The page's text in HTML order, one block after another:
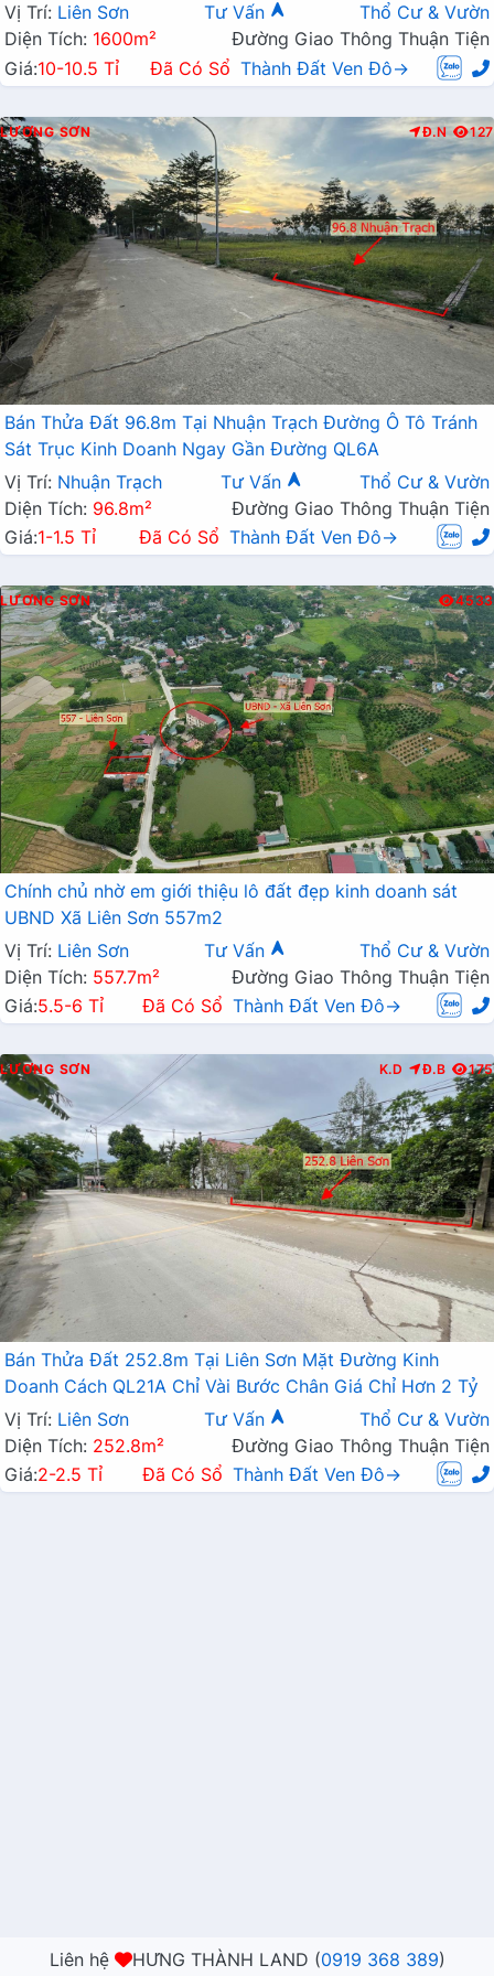
Vị Trí: Liên Sơn Tư Vấn
Thổ Cư & Vườn
Diện Tích: 1600m²
Đường Giao Thông Thuận Tiện
Giá:10-10.5 Tỉ Đã Có Sổ Thành Đất Ven Đô→
LƯƠNG SƠN Đ.N 127
Bán Thửa Đất 96.8m Tại Nhuận Trạch Đường Ô Tô Tránh
Sát Trục Kinh Doanh Ngay Gần Đường QL6A
Vị Trí: Nhuận Trạch Tư Vấn
Thổ Cư & Vườn
Diện Tích: 96.8m²
Đường Giao Thông Thuận Tiện
Giá:1-1.5 Tỉ Đã Có Sổ Thành Đất Ven Đô→
LƯƠNG SƠN 4533
Chính chủ nhờ em giới thiệu lô đất đẹp kinh doanh sát
UBND Xã Liên Sơn 557m2
Vị Trí: Liên Sơn Tư Vấn
Thổ Cư & Vườn
Diện Tích: 557.7m²
Đường Giao Thông Thuận Tiện
Giá:5.5-6 Tỉ Đã Có Sổ Thành Đất Ven Đô→
LƯƠNG SƠN K.D Đ.B 175
Bán Thửa Đất 252.8m Tại Liên Sơn Mặt Đường Kinh
Doanh Cách QL21A Chỉ Vài Bước Chân Giá Chỉ Hơn 2 Tỷ
Vị Trí: Liên Sơn Tư Vấn
Thổ Cư & Vườn
Diện Tích: 252.8m²
Đường Giao Thông Thuận Tiện
Giá:2-2.5 Tỉ Đã Có Sổ Thành Đất Ven Đô→
Liên hệ HƯNG THÀNH LAND (0919 368 389)